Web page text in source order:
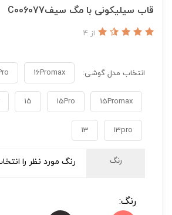
قاب سیلیکونی با مگ سیفC006077
از 4
انتخاب مدل گوشی: 16Promax
15Promax
15Pro
15
13pro
13
رنگ رنگ مورد نظر را
رنگ: